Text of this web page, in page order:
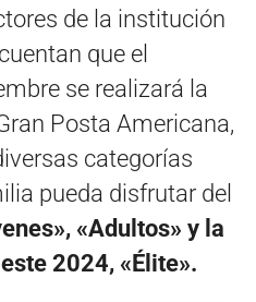
de la institución
que el
se realizará la
Posta Americana,
categorías
pueda disfrutar del
«Adultos» y la
2024, «Élite».